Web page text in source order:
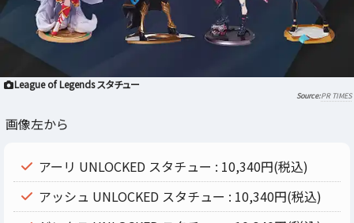
League of Legends スタチュー
PR TIMES
画像左から
アーリ UNLOCKED スタチュー : 10,340円(税込)
アッシュ UNLOCKED スタチュー : 10,340円(税込)